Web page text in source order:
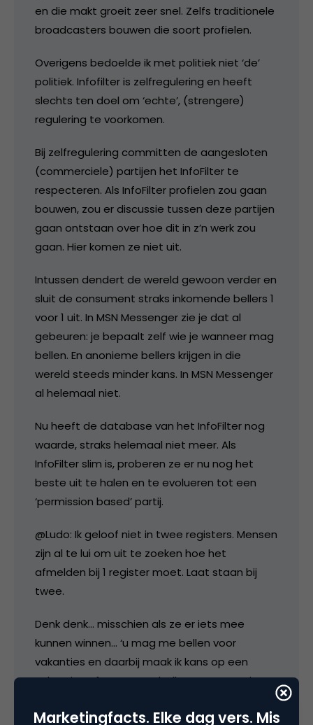
en die makt groeit zeer snel. Zelfs traditionele
broadcasters bouwen die soort profielen.
Overigens bedoelde ik met politiek niet ‘de’
politiek. Infofilter is zelfregulering en heeft
slechts ten doel om ‘echte’, (strengere)
regulering te voorkomen.
Bij zelfregulering committen de aangesloten
(commerciele) partijen het InfoFilter te
respecteren. Als InfoFilter profielen zou gaan
bouwen, zou er discussie tussen deze partijen
gaan ontstaan over hoe dit in z’n werk zou
gaan. Hier komen ze niet uit.
Intussen dendert de wereld gewoon verder en
sluit de consument straks inkomende bellers 1
voor 1 uit. In MSN Messenger zie je dat al
gebeuren: je bepaalt zelf wie je wanneer mag
bellen. En anonieme bellers krijgen in die
wereld steeds minder kans. In MSN Messenger
al helemaal niet.
Nu heeft de database van het InfoFilter nog
waarde, straks helemaal niet meer. Als
InfoFilter slim is, proberen ze er nu nog het
beste uit te halen en te evolueren tot een
‘permission based’ partij.
@Ludo: Ik geloof niet in twee registers. Mensen
zijn al te lui om uit te zoeken hoe het
afmelden bij 1 register moet. Laat staan bij
twee.
Denk denk… misschien als ze er iets mee
kunnen winnen… ‘u mag me bellen voor
vakanties en daarbij maak ik kans op een
vakantie’. Of u mag me bellen voor energie, en
telecom en ik maak kans op de nieuwste
Marketingfacts. Elke dag vers. Mis